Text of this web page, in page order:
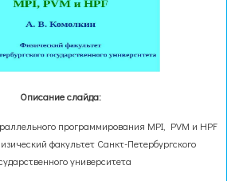
Описание слайда:
программирования MPI, PVM и HPF
факультет Санкт-Петербургского
университета